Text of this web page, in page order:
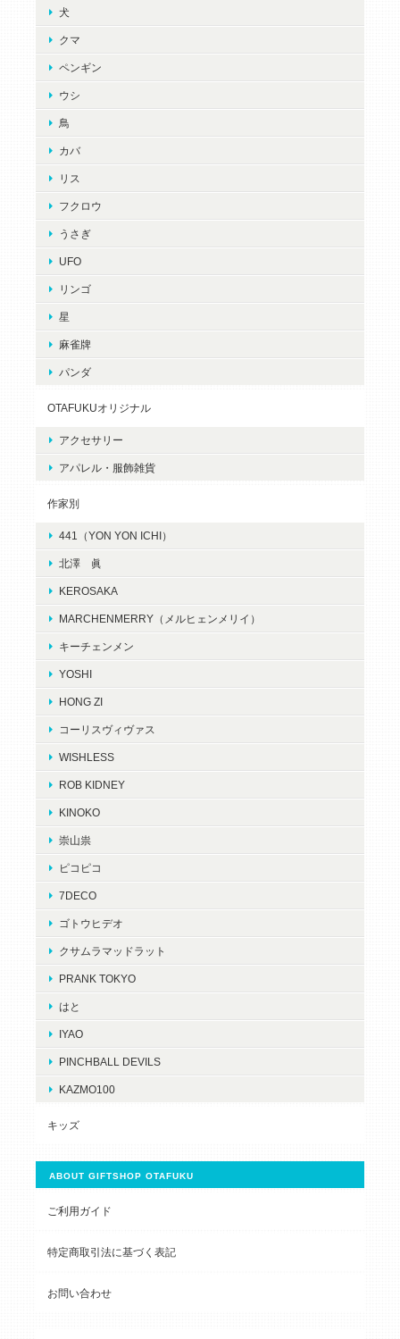
犬
クマ
ペンギン
ウシ
鳥
カバ
リス
フクロウ
うさぎ
UFO
リンゴ
星
麻雀牌
パンダ
OTAFUKUオリジナル
アクセサリー
アパレル・服飾雑貨
作家別
441（YON YON ICHI）
北澤 眞
KEROSAKA
MARCHENMERRY（メルヒェンメリイ）
キーチェンメン
YOSHI
HONG ZI
コーリスヴィヴァス
WISHLESS
ROB KIDNEY
KINOKO
崇山祟
ピコピコ
7DECO
ゴトウヒデオ
クサムラマッドラット
PRANK TOKYO
はと
IYAO
PINCHBALL DEVILS
KAZMO100
キッズ
ABOUT GIFTSHOP OTAFUKU
ご利用ガイド
特定商取引法に基づく表記
お問い合わせ